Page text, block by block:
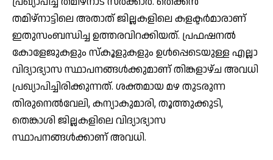
തമിഴ്നാട്ടിലെ അതാത് ജില്ലകളിലെ കളക്ടര്‍മാരാണ്
ഇതുസംബന്ധിച്ച ഉത്തരവിറക്കിയത്. പ്രഫഷനല്‍
കോളേജുകളും സ്കൂളുകളും ഉള്‍പ്പെടെയുള്ള എല്ലാ
വിദ്യാഭ്യാസ സ്ഥാപനങ്ങള്‍ക്കുമാണ് തിങ്കളാഴ്ച അവധി
പ്രഖ്യാപിച്ചിരിക്കുന്നത്. ശക്തമായ മഴ തുടരുന്ന
തിരുനെല്‍വേലി, കന്യാകുമാരി, തൂത്തുക്കുടി,
തെങ്കാശി ജില്ലകളിലെ വിദ്യാഭ്യാസ
സ്ഥാപനങ്ങള്‍ക്കാണ് അവധി.